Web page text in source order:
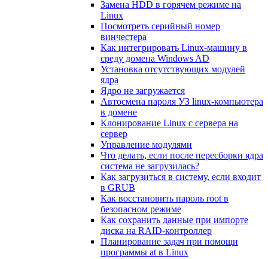
Замена HDD в горячем режиме на
Linux
Посмотреть серийный номер
винчестера
Как интегрировать Linux-машину в
среду домена Windows AD
Установка отсутствующих модулей
ядра
Ядро не загружается
Автосмена пароля УЗ linux-компьютера
в домене
Клонирование Linux с сервера на
сервер
Управление модулями
Что делать, если после пересборки ядра
система не загрузилась?
Как загрузиться в систему, если входит
в GRUB
Как восстановить пароль root в
безопасном режиме
Как сохранить данные при импорте
диска на RAID-контроллер
Планирование задач при помощи
программы at в Linux